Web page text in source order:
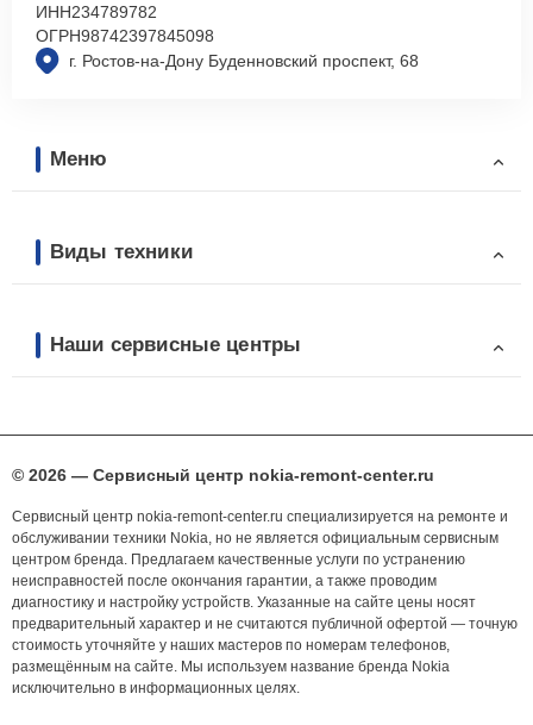
г. Ростов-на-Дону Буденновский проспект, 68
ИНН234789782
ОГРН98742397845098
Меню
Виды техники
Наши сервисные центры
© 2026 — Сервисный центр nokia-remont-center.ru
Сервисный центр nokia-remont-center.ru специализируется на ремонте и
обслуживании техники Nokia, но не является официальным сервисным
центром бренда. Предлагаем качественные услуги по устранению
неисправностей после окончания гарантии, а также проводим
диагностику и настройку устройств. Указанные на сайте цены носят
предварительный характер и не считаются публичной офертой — точную
стоимость уточняйте у наших мастеров по номерам телефонов,
размещённым на сайте. Мы используем название бренда Nokia
исключительно в информационных целях.